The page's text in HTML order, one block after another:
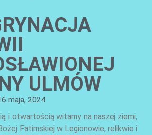
ULMÓW
maja, 2024
i otwartością witamy na naszej ziemi,
Fatimskiej w Legionowie, relikwie i